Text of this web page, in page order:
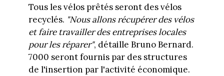
Tous les vélos prêtés seront des vélos
recyclés. "Nous allons récupérer des vélos
et faire travailler des entreprises locales
pour les réparer", détaille Bruno Bernard.
7000 seront fournis par des structures
de l'insertion par l'activité économique.